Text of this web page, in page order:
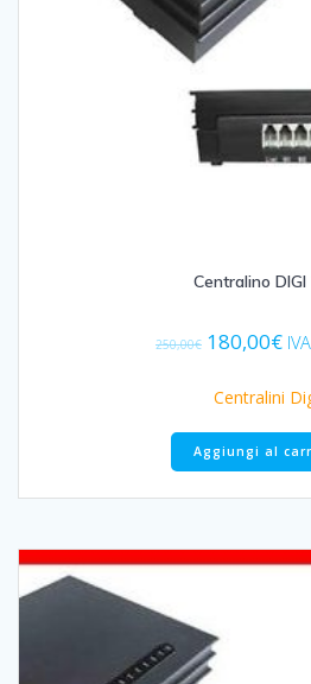
Centralino DIGI
250,00€ Il
originale
250,00€.
180,00€Il
Centralini
Aggiungi al